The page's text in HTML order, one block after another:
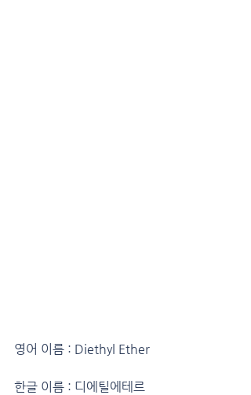
영어 이름 : Diethyl Ether
한글 이름 : 디에틸에테르